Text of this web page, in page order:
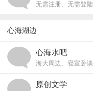
无需注册、无需登
心海湖边
心海水吧
海大周边、寝室卧
原创文学